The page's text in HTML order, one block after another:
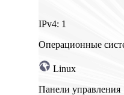
IPv4: 1
Операционные
Linux
Панели управления